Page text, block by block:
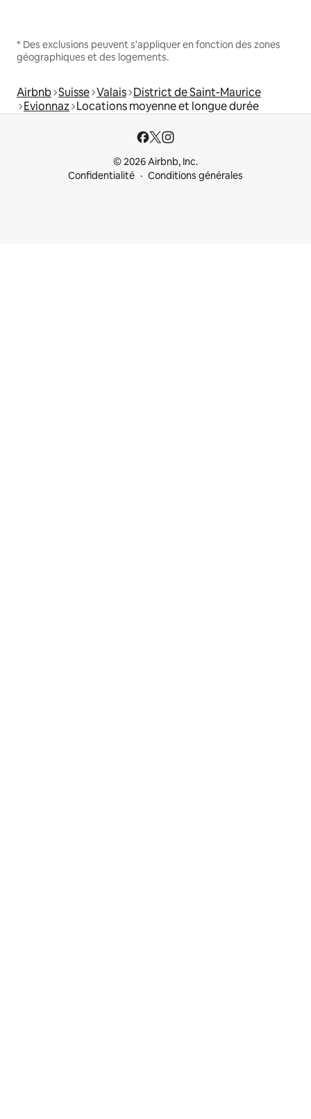
* Des exclusions peuvent s'appliquer en fonction des zones
géographiques et des logements.
Airbnb Suisse Valais District de Saint-Maurice
Evionnaz Locations moyenne et longue durée
© 2026 Airbnb, Inc.
Confidentialité
Conditions générales